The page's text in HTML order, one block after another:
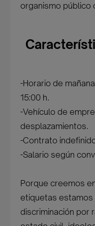
organismo público
-Horario de
15:00 h.
-Vehículo de
desplazamientos.
-Contrato
-Salario según
Porque creemos
etiquetas
discriminación por